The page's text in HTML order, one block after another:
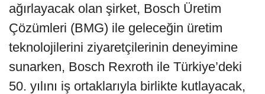
ağırlayacak olan şirket, Bosch Üretim
Çözümleri (BMG) ile geleceğin üretim
teknolojilerini ziyaretçilerinin deneyimine
sunarken, Bosch Rexroth ile Türkiye’deki
50. yılını iş ortaklarıyla birlikte kutlayacak,